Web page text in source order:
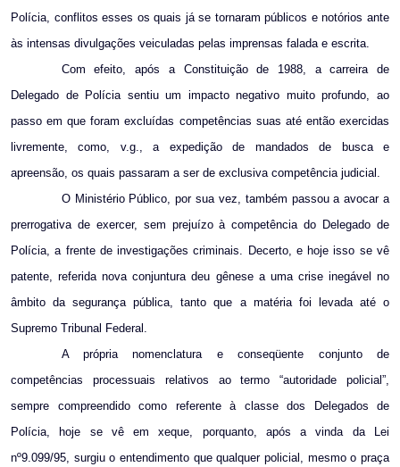
Polícia, conflitos esses os quais já se tornaram públicos e notórios ante
às intensas divulgações veiculadas pelas imprensas falada e escrita.
Com efeito, após a Constituição de 1988, acarreira de
Delegado de Polícia sentiu um impacto negativo muito profundo, ao
passo em que foram excluídas competências suas até então exercidas
livremente, como, v.g., a expedição de mandados de busca e
apreensão, os quais passaram a ser de exclusiva competência judicial.
O Ministério Público, por sua vez, também passou a avocar a
prerrogativa de exercer, sem prejuízo à competência do Delegado de
Polícia, a frente de investigações criminais. Decerto, e hoje isso se vê
patente, referida nova conjuntura deu gênese a uma crise inegável no
âmbito da segurança pública, tanto que a matéria foi levada até o
Supremo Tribunal Federal.
A própria nomenclatura e conseqüente conjunto de
competências processuais relativos ao termo “autoridade policial”,
sempre compreendido como referente à classe dos Delegados de
Polícia, hoje se vê em xeque, porquanto, após a vinda da Lei
nº9.099/95, surgiu o entendimento que qualquer policial, mesmo o praça